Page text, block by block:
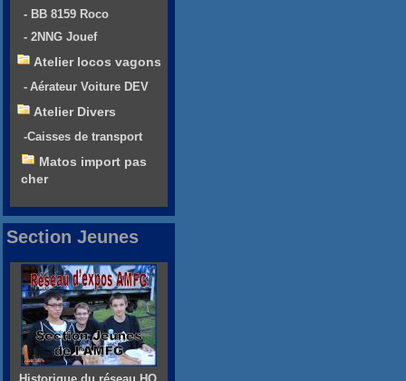
- BB 8159 Roco
- 2NNG Jouef
Atelier locos vagons
- Aérateur Voiture DEV
Atelier Divers
-Caisses de transport
Matos import pas
cher
Section Jeunes